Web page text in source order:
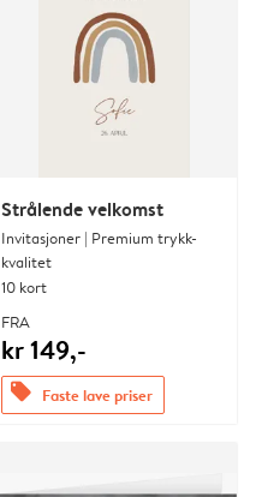
Strålende velkomst
Invitasjoner | Premium trykk-
kvalitet
10 kort
FRA
kr 149,-
offers Faste lave priser